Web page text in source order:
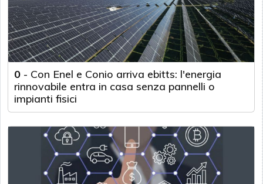
0 - Con Enel e Conio arriva ebitts: l'energia
rinnovabile entra in casa senza pannelli o
impianti fisici